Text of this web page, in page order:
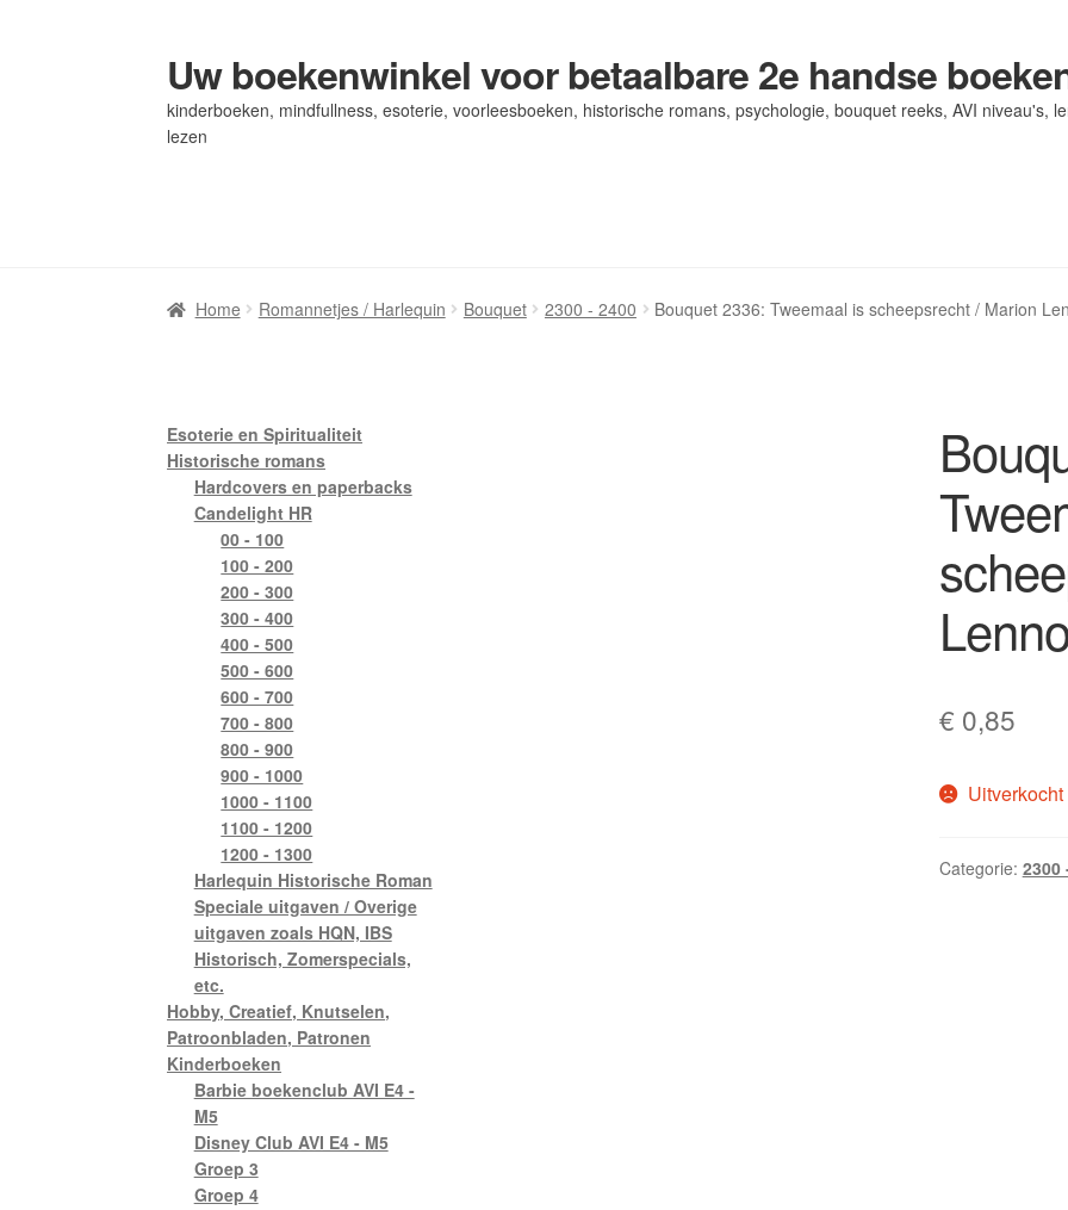
Ga
door
naar
Ga
naar
de
Uw boekenwinkel voor betaalbare 2e handse
kinderboeken, mindfullness, esoterie, voorleesboeken, historische romans, psychologie, bouquet reeks, AVI niveau's,
lezen
Home Romannetjes / Harlequin Bouquet 2300 - 2400 Bouquet 2336: Tweemaal is scheepsrecht / Marion
€ 0,85
Uitverkocht
Categorie: 2300
Esoterie en Spiritualiteit
Historische romans
Hardcovers en paperbacks
Candelight HR
00 - 100
100 - 200
200 - 300
300 - 400
400 - 500
500 - 600
600 - 700
700 - 800
800 - 900
900 - 1000
1000 - 1100
1100 - 1200
1200 - 1300
Harlequin Historische Roman
Speciale uitgaven / Overige
uitgaven zoals HQN, IBS
Historisch, Zomerspecials,
etc.
Hobby, Creatief, Knutselen,
Patroonbladen, Patronen
Kinderboeken
Barbie boekenclub AVI E4 -
M5
Disney Club AVI E4 - M5
Groep 3
Groep 4